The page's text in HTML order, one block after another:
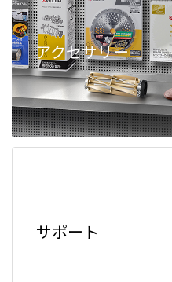
アクセサリー
サポート